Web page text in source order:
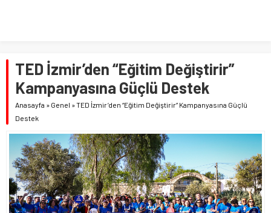
TED İzmir’den “Eğitim Değiştirir”
Kampanyasına Güçlü Destek
Anasayfa » Genel »TED İzmir’den “Eğitim Değiştirir” Kampanyasına Güçlü
Destek